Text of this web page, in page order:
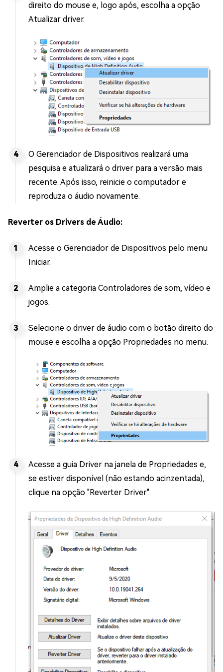
direito do mouse e, logo após, escolha a opção
Atualizar driver.
O Gerenciador de Dispositivos realizará uma
pesquisa e atualizará o driver para a versão mais
recente. Após isso, reinicie o computador e
reproduza o áudio novamente.
Reverter os Drivers de Áudio:
Acesse o Gerenciador de Dispositivos pelo menu
Iniciar.
Amplie a categoria Controladores de som, vídeo e
jogos.
Selecione o driver de áudio com o botão direito do
mouse e escolha a opção Propriedades no menu.
Acesse a guia Driver na janela de Propriedades e,
se estiver disponível (não estando acinzentada),
clique na opção "Reverter Driver".